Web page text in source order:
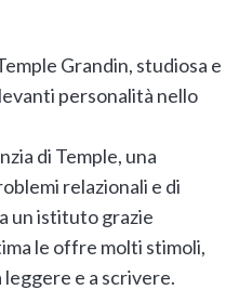
Grandin, studiosa e
personalità nello
di Temple, una
relazionali e di
un istituto grazie
le offre molti stimoli,
e a scrivere.